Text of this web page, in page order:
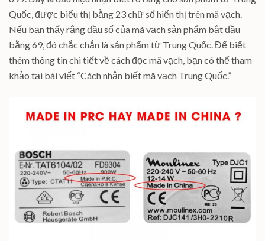
Quốc, được biểu thị bằng 23 chữ số hiển thị trên mã vạch.
Nếu bạn thấy rằng đầu số của mã vạch sản phẩm bắt đầu
bằng 69, đó chắc chắn là sản phẩm từ Trung Quốc. Để biết
thêm thông tin chi tiết về cách đọc mã vạch, bạn có thể tham
khảo tại bài viết “Cách nhận biết mã vạch Trung Quốc.”